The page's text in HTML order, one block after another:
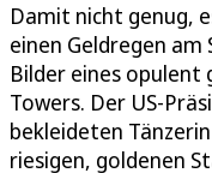
Damit nicht genug,
einen Geldregen
Bilder eines opulent
Towers. Der US-
bekleideten
riesigen, goldenen